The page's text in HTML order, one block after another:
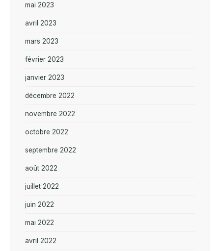
mai 2023
avril 2023
mars 2023
février 2023
janvier 2023
décembre 2022
novembre 2022
octobre 2022
septembre 2022
août 2022
juillet 2022
juin 2022
mai 2022
avril 2022